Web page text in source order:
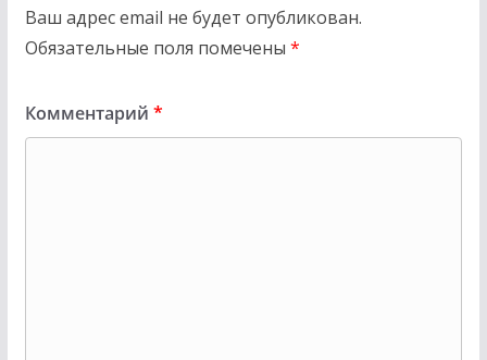
Ваш адрес email не будет опубликован.
Обязательные поля помечены *
Комментарий *